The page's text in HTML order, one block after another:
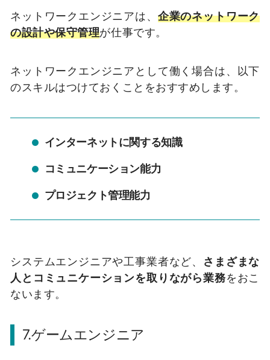
ネットワークエンジニアは、 企業のネットワーク
の設計や保守管理が仕事です。
ネットワークエンジニアとして働く場合は、以下
のスキルはつけておくことをおすすめします。
インターネットに関する知識
コミュニケーション能力
プロジェクト管理能力
システムエンジニアや工事業者など、 さまざまな
人とコミュニケーションを取りながら業務をおこ
ないます。
7.ゲームエンジニア